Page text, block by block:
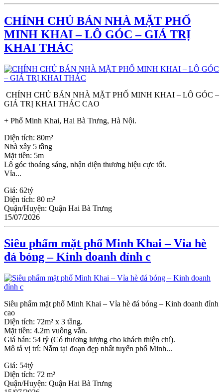
CHÍNH CHỦ BÁN NHÀ MẶT PHỐ
MINH KHAI – LÔ GÓC – GIÁ TRỊ
KHAI THÁC
CHÍNH CHỦ BÁN NHÀ MẶT PHỐ MINH KHAI – LÔ GÓC –
GIÁ TRỊ KHAI THÁC CAO
+ Phố Minh Khai, Hai Bà Trưng, Hà Nội.
Diện tích: 80m²
Nhà xây 5 tầng
Mặt tiền: 5m
Lô góc thoáng sáng, nhận diện thương hiệu cực tốt.
Vỉa...
Giá: 62tỷ
Diện tích: 80 m²
Quận/Huyện: Quận Hai Bà Trưng
15/07/2026
Siêu phẩm mặt phố Minh Khai – Vỉa hè
đá bóng – Kinh doanh đỉnh c
Siêu phẩm mặt phố Minh Khai – Vỉa hè đá bóng – Kinh doanh đỉnh
cao
Diện tích: 72m² x 3 tầng.
Mặt tiền: 4.2m vuông vắn.
Giá bán: 54 tỷ (Có thương lượng cho khách thiện chí).
Mô tả vị trí: Nằm tại đoạn đẹp nhất tuyến phố Minh...
Giá: 54tỷ
Diện tích: 72 m²
Quận/Huyện: Quận Hai Bà Trưng